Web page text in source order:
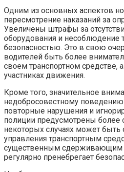
Одним из основных аспектов
пересмотрение наказаний за
Увеличены штрафы за
оборудования и несоблюдение
безопасностью. Это в свою
водителей быть более
своем транспортном средстве,
участниках движения.
Кроме того, значительное
недобросовестному поведению
повторные нарушения и
полиции предусмотрены
некоторых случаях может быть
управления транспортным
существенным сдерживающим
регулярно пренебрегает